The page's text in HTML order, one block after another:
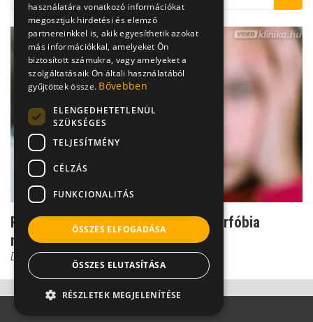
Rettenetes félelem: mi rejlik a viharfóbia
mögött?
Dr. Ormay István
használatára vonatkozó információkat
megosztjuk hirdetési és elemző
partnereinkkel is, akik egyesíthetik azokat
más információkkal, amelyeket Ön
biztosított számukra, vagy amelyeket a
szolgáltatásaik Ön általi használatából
gyűjtöttek össze. Bővebben
ELENGEDHETETLENÜL
SZÜKSÉGES
TELJESÍTMÉNY
CÉLZÁS
FUNKCIONALITÁS
ÖSSZES ELFOGADÁSA
ÖSSZES ELUTASÍTÁSA
RÉSZLETEK MEGJELENÍTÉSE